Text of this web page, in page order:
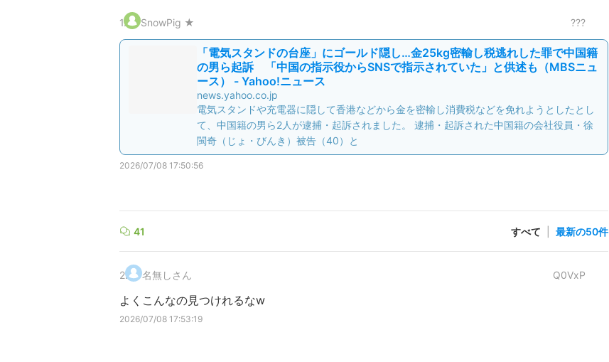
1. SnowPig ★ ???
「電気スタンドの台座」にゴールド隠し…金25kg密輸し税逃れした罪で中国籍
の男ら起訴 「中国の指示役からSNSで指示されていた」と供述も（MBSニュ
ース） - Yahoo!ニュース
news.yahoo.co.jp
電気スタンドや充電器に隠して香港などから金を密輸し消費税などを免れようとしたとし
て、中国籍の男ら2人が逮捕・起訴されました。 逮捕・起訴された中国籍の会社役員・徐
閩奇（じょ・びんき）被告（40）と
2026/07/08 17:50:56
41 すべて 最新の50件
2. 名無しさん Q0VxP
よくこんなの見つけれるなw
2026/07/08 17:53:19